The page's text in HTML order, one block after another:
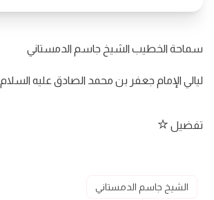
سماحة الخطيب الشيخ جاسم الدمستاني
ليالي الإمام جعفر بن محمد الصادق عليه السلام
تفضيل
الشيخ جاسم الدمستاني